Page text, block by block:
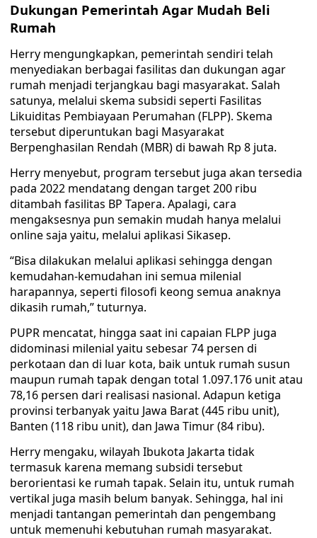
Dukungan Pemerintah Agar Mudah Beli
Rumah
Herry mengungkapkan, pemerintah sendiri telah
menyediakan berbagai fasilitas dan dukungan agar
rumah menjadi terjangkau bagi masyarakat. Salah
satunya, melalui skema subsidi seperti Fasilitas
Likuiditas Pembiayaan Perumahan (FLPP). Skema
tersebut diperuntukan bagi Masyarakat
Berpenghasilan Rendah (MBR) di bawah Rp 8 juta.
Herry menyebut, program tersebut juga akan tersedia
pada 2022 mendatang dengan target 200 ribu
ditambah fasilitas BP Tapera. Apalagi, cara
mengaksesnya pun semakin mudah hanya melalui
online saja yaitu, melalui aplikasi Sikasep.
“Bisa dilakukan melalui aplikasi sehingga dengan
kemudahan-kemudahan ini semua milenial
harapannya, seperti filosofi keong semua anaknya
dikasih rumah,” tuturnya.
PUPR mencatat, hingga saat ini capaian FLPP juga
didominasi milenial yaitu sebesar 74 persen di
perkotaan dan di luar kota, baik untuk rumah susun
maupun rumah tapak dengan total 1.097.176 unit atau
78,16 persen dari realisasi nasional. Adapun ketiga
provinsi terbanyak yaitu Jawa Barat (445 ribu unit),
Banten (118 ribu unit), dan Jawa Timur (84 ribu).
Herry mengaku, wilayah Ibukota Jakarta tidak
termasuk karena memang subsidi tersebut
berorientasi ke rumah tapak. Selain itu, untuk rumah
vertikal juga masih belum banyak. Sehingga, hal ini
menjadi tantangan pemerintah dan pengembang
untuk memenuhi kebutuhan rumah masyarakat.